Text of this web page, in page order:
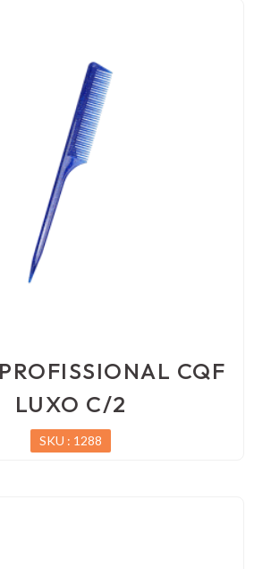
CQF
LUXO C/2
SKU : 1288